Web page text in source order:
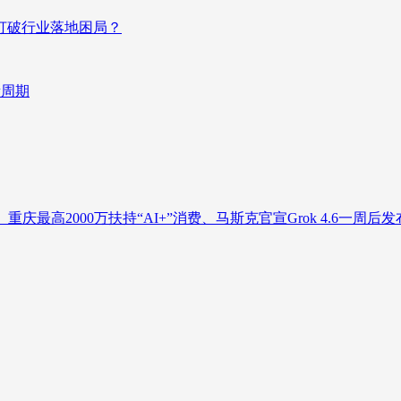
行业落地困局？
期
庆最高2000万扶持“AI+”消费、马斯克官宣Grok 4.6一周后发